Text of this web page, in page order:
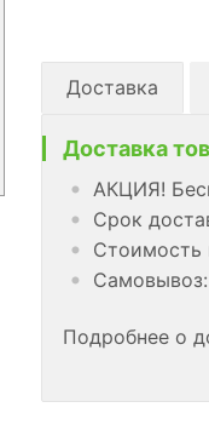
Доставка
Доставка
АКЦИЯ!
Срок
Стоимость
Подробнее о